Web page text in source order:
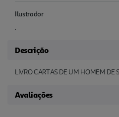
Ilustrador
.
Descrição
LIVRO CARTAS DE UM HOMEM DE
Avaliações